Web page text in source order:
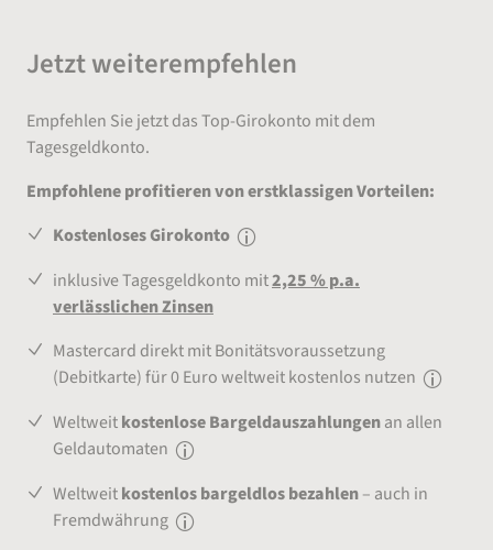
Jetzt weiterempfehlen
Empfehlen Sie jetzt das Top-Girokonto mit dem
Tagesgeldkonto.
Empfohlene profitieren von erstklassigen Vorteilen:
Kostenloses Girokonto
inklusive Tagesgeldkonto mit2,25 % p.a.
verlässlichen Zinsen
Mastercard direkt mit Bonitätsvoraussetzung
(Debitkarte) für 0 Euro weltweit kostenlos nutzen
Weltweitkostenlose Bargeldauszahlungenan allen
Geldautomaten
Weltweitkostenlos bargeldlos bezahlen– auch in
Fremdwährung